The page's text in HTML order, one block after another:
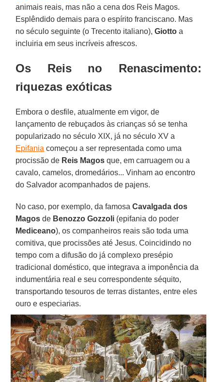
animais reais, mas não a cena dos Reis Magos.
Esplêndido demais para o espírito franciscano. Mas
no século seguinte (o Trecento italiano),Giotto a
incluiria em seus incríveis afrescos.
Os Reis no Renascimento:
riquezas exóticas
Embora o desfile, atualmente em vigor, de
lançamento de rebuçados às crianças só se tenha
popularizado no século XIX, já no século XV a
Epifania começou a ser representada como uma
procissão de Reis Magos que, em carruagem ou a
cavalo, camelos, dromedários... Vinham ao encontro
do Salvador acompanhados de pajens.
No caso, por exemplo, da famosaCavalgada dos
Magos de Benozzo Gozzoli (epifania do poder
Mediceano), os companheiros reais são toda uma
comitiva, que procissões até Jesus. Coincidindo no
tempo com a difusão do já complexo presépio
tradicional doméstico, que integrava a imponência da
indumentária real e seu correspondente séquito,
transportando tesouros de terras distantes, entre eles
ouro e especiarias.